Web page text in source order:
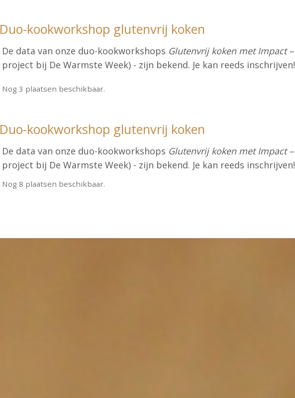
Duo-kookworkshop glutenvrij koken
Nog 3 plaatsen beschikbaar.
De data van onze duo-kookworkshops Glutenvrij koken met Impact –
project bij De Warmste Week) - zijn bekend. Je kan reeds inschrijven!
Duo-kookworkshop glutenvrij koken
Nog 8 plaatsen beschikbaar.
De data van onze duo-kookworkshops Glutenvrij koken met Impact –
project bij De Warmste Week) - zijn bekend. Je kan reeds inschrijven!